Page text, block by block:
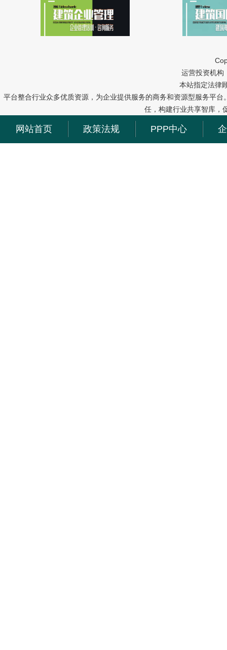
运营投资机构
本站指定法律
平台整合行业众多优质资源，为企业提供服务的商务和资源型服务平
任，构建行业共享智库，
网站首页 政策法规 PPP中心